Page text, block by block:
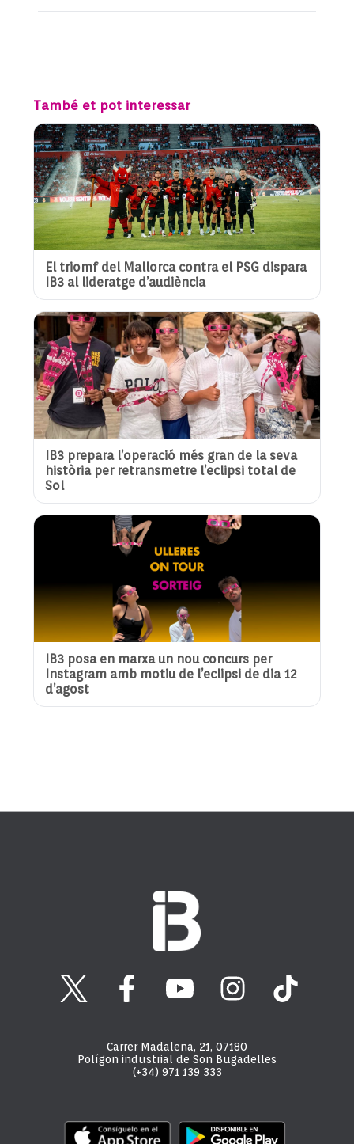
També et pot interessar
El triomf del Mallorca contra el PSG dispara
IB3 al lideratge d’audiència
IB3 prepara l’operació més gran de la seva
història per retransmetre l’eclipsi total de
Sol
IB3 posa en marxa un nou concurs per
Instagram amb motiu de l’eclipsi de dia 12
d’agost
Carrer Madalena, 21, 07180
Polígon industrial de Son Bugadelles
(+34) 971 139 333